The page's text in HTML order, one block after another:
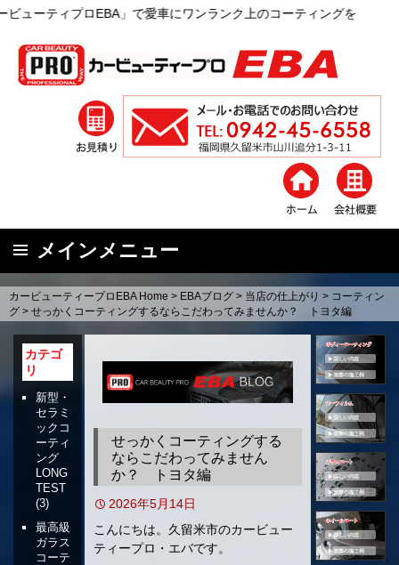
」で愛車にワンランク上のコーティングを
メインメニュー
コ
ン
カービューティープロEBA Home > EBAブログ > 当店の仕上がり > コーティン
グ > せっかくコーティングするならこだわってみませんか？ トヨタ編
せっかくコーティングする
ならこだわってみません
か？ トヨタ編
2026年5月14日
こんにちは。久留米市のカービュー
ティープロ・エバです。
カテゴ
リ
新型・
セラミ
ックコ
ーティ
ング
LONG
TEST
(3)
最高級
ガラス
コーテ